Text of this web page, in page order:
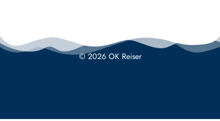
© 2026 OK Reiser